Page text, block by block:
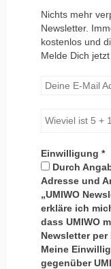
Nichts mehr
Newsletter.
kostenlos und
Melde Dich
Einwilligung *
Durch
Adresse und
„UMIWO
erkläre ich
dass UMIWO
Newsletter
Meine
gegenüber